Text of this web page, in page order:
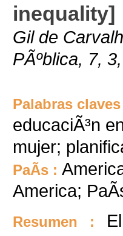
inequality]
Gil de
PÃºblica, 7,
Palabras claves
educaciÃ³n
mujer;
PaÃ­s :
America;
Resumen :